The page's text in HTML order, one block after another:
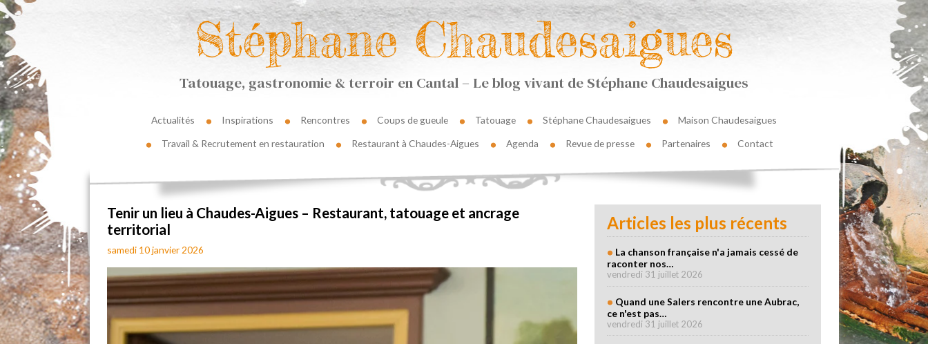
Stéphane Chaudesaigues
Tatouage, gastronomie & terroir en Cantal – Le blog vivant de Stéphane Chaudesaigues
Actualités Inspirations Rencontres Coups de gueule Tatouage Stéphane Chaudesaigues
Maison Chaudesaigues
Travail & Recrutement en restauration
Restaurant à Chaudes-Aigues Agenda Revue de presse Partenaires Contact
Tenir un lieu à Chaudes-Aigues – Restaurant, tatouage et ancrage
territorial
samedi 10 janvier 2026
Articles les plus récents
La chanson française n'a jamais cessé de
raconter nos…
vendredi 31 juillet 2026
Quand une Salers rencontre une Aubrac,
ce n'est pas…
vendredi 31 juillet 2026